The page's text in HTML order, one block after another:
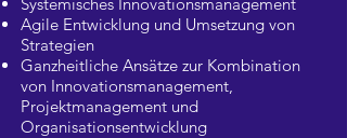
Agile Entwicklung und Umsetzung von
Strategien
Ganzheitliche Ansätze zur Kombination
von Innovationsmanagement,
Projektmanagement und
Organisationsentwicklung